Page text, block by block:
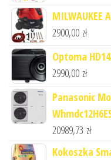
MILWAUKEE
2900,00 zł
Optoma
2990,00 zł
Panasonic
20989,73 zł
Kokoszka